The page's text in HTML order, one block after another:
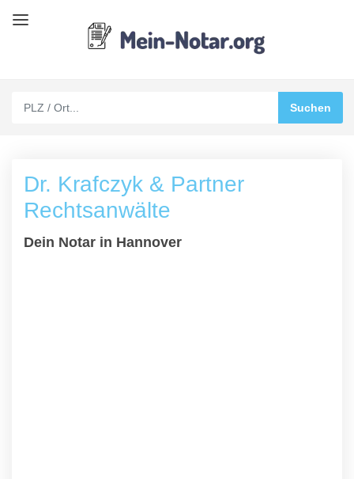
Dr. Krafczyk & Partner
Rechtsanwälte
Dein Notar in Hannover